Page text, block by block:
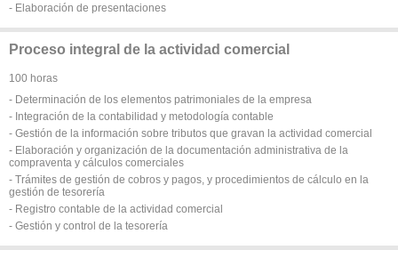
- Elaboración de presentaciones
Proceso integral de la actividad comercial
100 horas
- Determinación de los elementos patrimoniales de la empresa
- Integración de la contabilidad y metodología contable
- Gestión de la información sobre tributos que gravan la actividad comercial
- Elaboración y organización de la documentación administrativa de la
compraventa y cálculos comerciales
- Trámites de gestión de cobros y pagos, y procedimientos de cálculo en la
gestión de tesorería
- Registro contable de la actividad comercial
- Gestión y control de la tesorería